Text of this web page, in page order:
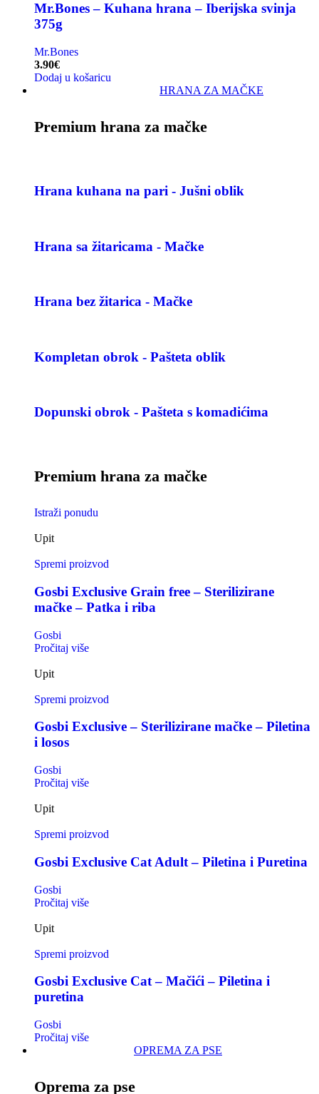
Mr.Bones – Kuhana hrana – Iberijska svinja
375g
Mr.Bones
3.90€
Dodaj u košaricu
HRANA ZA MAČKE
Premium hrana za mačke
Hrana kuhana na pari - Jušni oblik
Hrana sa žitaricama - Mačke
Hrana bez žitarica - Mačke
Kompletan obrok - Pašteta oblik
Dopunski obrok - Pašteta s komadićima
Premium hrana za mačke
Istraži ponudu
Upit
Spremi proizvod
Gosbi Exclusive Grain free – Sterilizirane
mačke – Patka i riba
Gosbi
Pročitaj više
Upit
Spremi proizvod
Gosbi Exclusive – Sterilizirane mačke – Piletina
i losos
Gosbi
Pročitaj više
Upit
Spremi proizvod
Gosbi Exclusive Cat Adult – Piletina i Puretina
Gosbi
Pročitaj više
Upit
Spremi proizvod
Gosbi Exclusive Cat – Mačići – Piletina i
puretina
Gosbi
Pročitaj više
OPREMA ZA PSE
Oprema za pse